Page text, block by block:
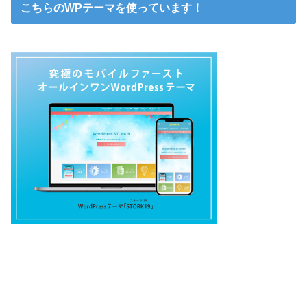
こちらのWPテーマを使っています！